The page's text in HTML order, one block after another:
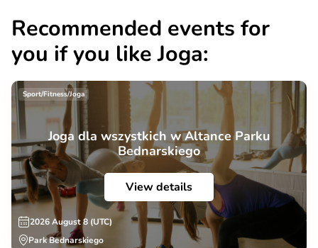
Recommended events for
you if you like Joga:
Sport/Fitness/Joga
Joga dla wszystkich w Altance Parku
Bednarskiego
View details
2026 August 8 (UTC)
Park Bednarskiego